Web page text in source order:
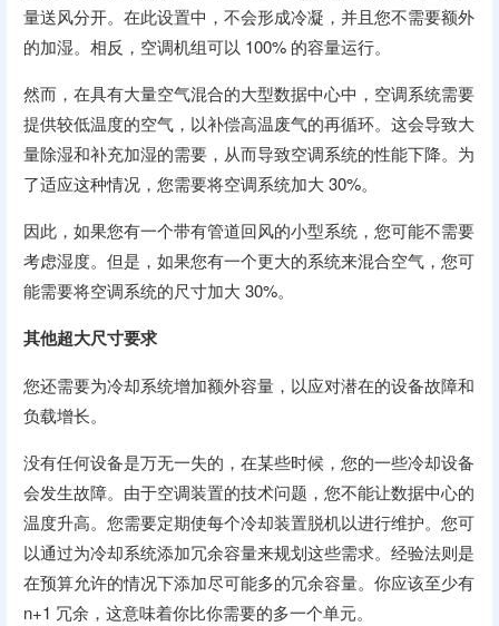
量送风分开。在此设置中，不会形成冷凝，并且您不需要额外
的加湿。相反，空调机组可以 100% 的容量运行。
然而，在具有大量空气混合的大型数据中心中，空调系统需要
提供较低温度的空气，以补偿高温废气的再循环。这会导致大
量除湿和补充加湿的需要，从而导致空调系统的性能下降。为
了适应这种情况，您需要将空调系统加大 30%。
因此，如果您有一个带有管道回风的小型系统，您可能不需要
考虑湿度。但是，如果您有一个更大的系统来混合空气，您可
能需要将空调系统的尺寸加大 30%。
其他超大尺寸要求
您还需要为冷却系统增加额外容量，以应对潜在的设备故障和
负载增长。
没有任何设备是万无一失的，在某些时候，您的一些冷却设备
会发生故障。由于空调装置的技术问题，您不能让数据中心的
温度升高。您需要定期使每个冷却装置脱机以进行维护。您可
以通过为冷却系统添加冗余容量来规划这些需求。经验法则是
在预算允许的情况下添加尽可能多的冗余容量。你应该至少有
n+1 冗余，这意味着你比你需要的多一个单元。